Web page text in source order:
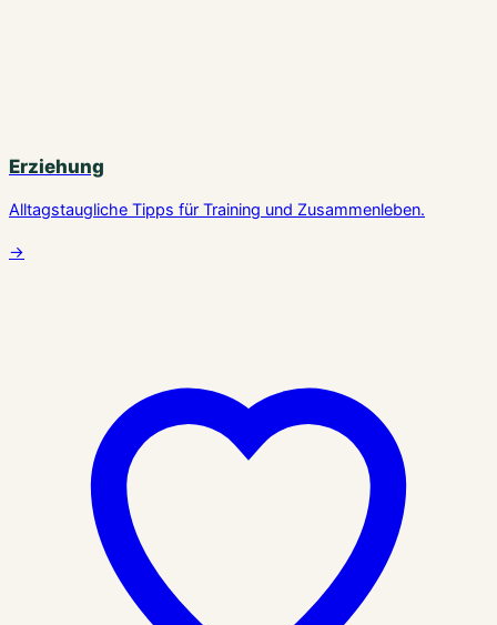
Erziehung
Alltagstaugliche Tipps für Training und Zusammenleben.
→